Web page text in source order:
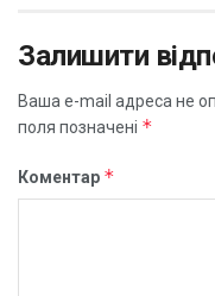
Залишити
Ваша e-mail адреса не
поля позначені *
Коментар *